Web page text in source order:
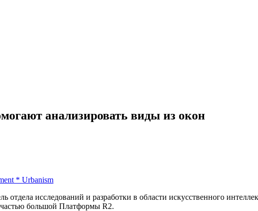
анализировать виды из окон
* Urbanism
исследований и разработки в области искусственного
частью большой Платформы R2.